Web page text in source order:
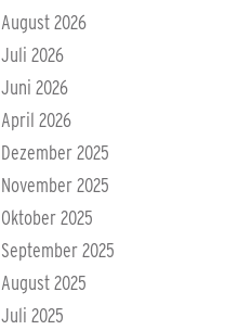
August 2026
Juli 2026
Juni 2026
April 2026
Dezember 2025
November 2025
Oktober 2025
September 2025
August 2025
Juli 2025